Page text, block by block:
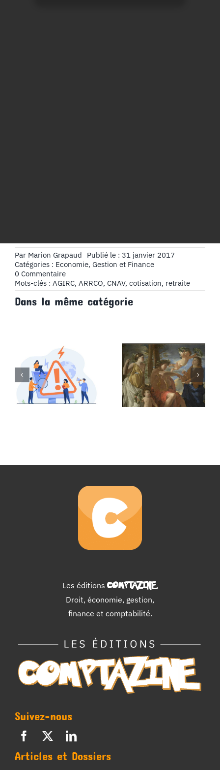
Par Marion Grapaud
Publié le : 31 janvier 2017
Catégories : Economie, Gestion et Finance
0 Commentaireon
La
retraite
complémentaire
Mots-clés : AGIRC, ARRCO, CNAV, cotisation, retraite
Dans la même catégorie
(Document
Unique
d’Évaluation
des Risques
Professionnels)
Le 25e
Printemps
Les éditions COMPTAZINE.
Droit, économie, gestion,
finance et comptabilité.
Suivez-nous
Articles et Dossiers